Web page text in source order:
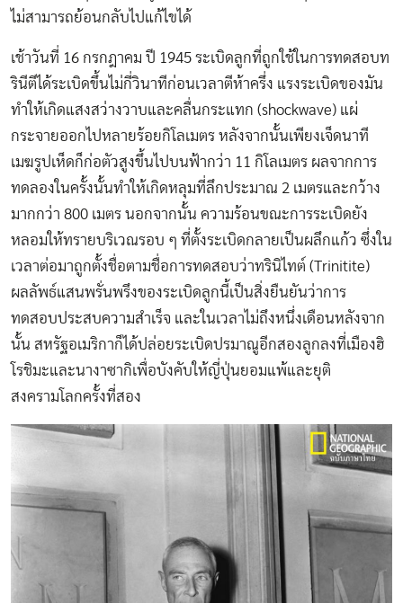
ไม่สามารถย้อนกลับไปแก้ไขได้
เช้าวันที่ 16 กรกฎาคม ปี 1945 ระเบิดลูกที่ถูกใช้ในการทดสอบท
รินีตีได้ระเบิดขึ้นไม่กี่วินาทีก่อนเวลาตีห้าครึ่ง แรงระเบิดของมัน
ทำให้เกิดแสงสว่างวาบและคลื่นกระแทก (shockwave) แผ่
กระจายออกไปหลายร้อยกิโลเมตร หลังจากนั้นเพียงเจ็ดนาที
เมฆรูปเห็ดก็ก่อตัวสูงขึ้นไปบนฟ้ากว่า 11 กิโลเมตร ผลจากการ
ทดลองในครั้งนั้นทำให้เกิดหลุมที่ลึกประมาณ 2 เมตรและกว้าง
มากกว่า 800 เมตร นอกจากนั้น ความร้อนขณะการระเบิดยัง
หลอมให้ทรายบริเวณรอบ ๆ ที่ตั้งระเบิดกลายเป็นผลึกแก้ว ซึ่งใน
เวลาต่อมาถูกตั้งชื่อตามชื่อการทดสอบว่าทรินิไทต์ (Trinitite)
ผลลัพธ์แสนพรั่นพรึงของระเบิดลูกนี้เป็นสิ่งยืนยันว่าการ
ทดสอบประสบความสำเร็จ และในเวลาไม่ถึงหนึ่งเดือนหลังจาก
นั้น สหรัฐอเมริกาก็ได้ปล่อยระเบิดปรมาณูอีกสองลูกลงที่เมืองฮิ
โรชิมะและนางาซากิเพื่อบังคับให้ญี่ปุ่นยอมแพ้และยุติ
สงครามโลกครั้งที่สอง